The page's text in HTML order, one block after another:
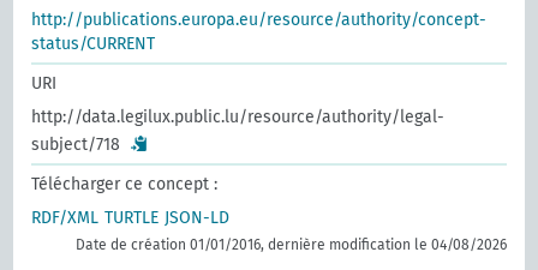
http://publications.europa.eu/resource/authority/concept-
status/CURRENT
URI
http://data.legilux.public.lu/resource/authority/legal-
subject/718
Télécharger ce concept :
RDF/XML TURTLE JSON-LD
Date de création 01/01/2016, dernière modification le 04/08/2026